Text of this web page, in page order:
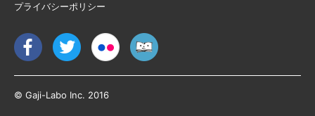
プライバシーポリシー
© Gaji-Labo Inc. 2016